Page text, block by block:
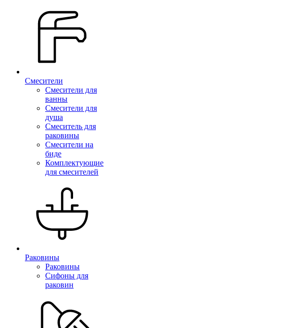
Смесители
Смесители для
ванны
Смесители для
душа
Смеситель для
раковины
Смесители на
биде
Комплектующие
для смесителей
Раковины
Раковины
Сифоны для
раковин